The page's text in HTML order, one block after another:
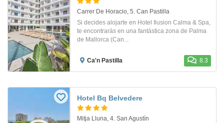
Carrer De Horacio, 5. Can Pastilla
Si decides alojarte en Hotel Ilusion Calma & Spa,
te encontrarás en una fantástica zona de Palma
de Mallorca (Can...
Ca'n Pastilla 8.3
Hotel Bq Belvedere
Mitja Lluna, 4. San Agustín